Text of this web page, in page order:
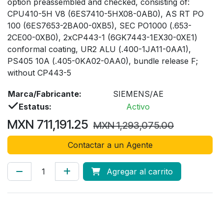
option preassembled and checked, consisting of:
CPU410-5H V8 (6ES7410-5HX08-0AB0), AS RT PO
100 (6ES7653-2BA00-0XB5), SEC PO1000 (.653-
2CE00-0XB0), 2xCP443-1 (6GK7443-1EX30-0XE1)
conformal coating, UR2 ALU (.400-1JA11-0AA1),
PS405 10A (.405-0KA02-0AA0), bundle release F;
without CP443-5
Marca/Fabricante:
SIEMENS/AE
Estatus:
Activo
MXN 711,191.25 MXN1,293,075.00
Contactar a un Agente
Agregar al carrito